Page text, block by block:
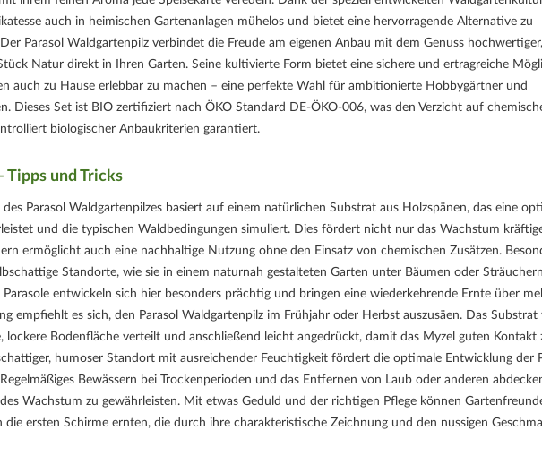
auch in heimischen Gartenanlagen mühelos und bietet eine hervorragende Alternative zu
Parasol Waldgartenpilz verbindet die Freude am eigenen Anbau mit dem Genuss hochwertiger,
Natur direkt in Ihren Garten. Seine kultivierte Form bietet eine sichere und ertragreiche
auch zu Hause erlebbar zu machen – eine perfekte Wahl für ambitionierte Hobbygärtner und
Dieses Set ist BIO zertifiziert nach ÖKO Standard DE-ÖKO-006, was den Verzicht auf
biologischer Anbaukriterien garantiert.
Tipps und Tricks
Parasol Waldgartenpilzes basiert auf einem natürlichen Substrat aus Holzspänen, das eine
und die typischen Waldbedingungen simuliert. Dies fördert nicht nur das Wachstum
ermöglicht auch eine nachhaltige Nutzung ohne den Einsatz von chemischen Zusätzen.
Standorte, wie sie in einem naturnah gestalteten Garten unter Bäumen oder
entwickeln sich hier besonders prächtig und bringen eine wiederkehrende Ernte über
empfiehlt es sich, den Parasol Waldgartenpilz im Frühjahr oder Herbst auszusäen. Das Substrat
lockere Bodenfläche verteilt und anschließend leicht angedrückt, damit das Myzel guten Kontakt
humoser Standort mit ausreichender Feuchtigkeit fördert die optimale Entwicklung der
Bewässern bei Trockenperioden und das Entfernen von Laub oder anderen
Wachstum zu gewährleisten. Mit etwas Geduld und der richtigen Pflege können
die ersten Schirme ernten, die durch ihre charakteristische Zeichnung und den nussigen